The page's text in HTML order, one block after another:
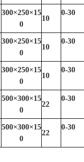
300×250×15
0
10
0-30
300×250×15
0
10
0-30
300×250×15
0
10
0-30
500×300×15
0
22
0-30
500×300×15
0
22
0-30